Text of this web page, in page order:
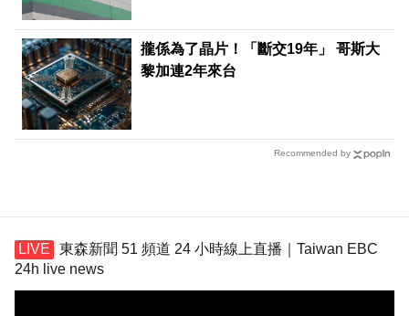
攏係為了晶片！「斷交19年」 哥斯大
黎加連2年來台
Recommended by
東森新聞 51 頻道 24 小時線上直播｜Taiwan EBC
24h live news